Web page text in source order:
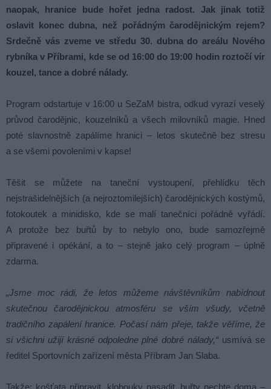
naopak, hranice bude hořet jedna radost. Jak jinak totiž
oslavit konec dubna, než pořádným čarodějnickým rejem?
Srdečně vás zveme ve středu 30. dubna do areálu Nového
rybníka v Příbrami, kde se od 16:00 do 19:00 hodin roztočí vír
kouzel, tance a dobré nálady.
Program odstartuje v 16:00 u SeZaM bistra, odkud vyrazí veselý
průvod čarodějnic, kouzelníků a všech milovníků magie. Hned
poté slavnostně zapálíme hranici – letos skutečně bez stresu
a se všemi povoleními v kapse!
Těšit se můžete na taneční vystoupení, přehlídku těch
nejstrašidelnějších (a nejroztomilejších) čarodějnických kostýmů,
fotokoutek a minidisko, kde se malí tanečníci pořádně vyřádí.
A protože bez buřtů by to nebylo ono, bude samozřejmě
připravené i opékání, a to – stejně jako celý program – úplně
zdarma.
„Jsme moc rádi, že letos můžeme návštěvníkům nabídnout
skutečnou čarodějnickou atmosféru se vším všudy, včetně
tradičního zapálení hranice. Počasí nám přeje, takže věříme, že
si všichni užijí krásné odpoledne plné dobré nálady,“ usmívá se
ředitel Sportovních zařízení města Příbram Jan Slaba.